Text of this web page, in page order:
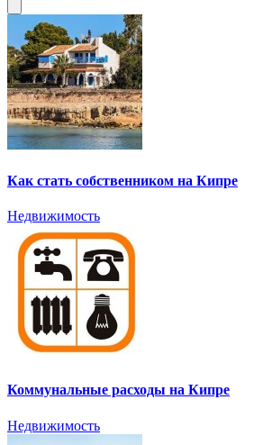
Как стать собственником на Кипре
Недвижимость
Коммунальные расходы на Кипре
Недвижимость